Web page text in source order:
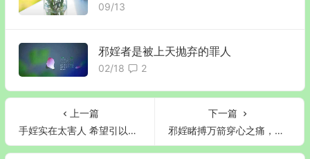
09/13
邪婬者是被上天抛弃的罪人
02/18 2
上一篇
手婬实在太害人 希望引以为戒
下一篇
邪婬睹搏万箭穿心之痛，后悔一生